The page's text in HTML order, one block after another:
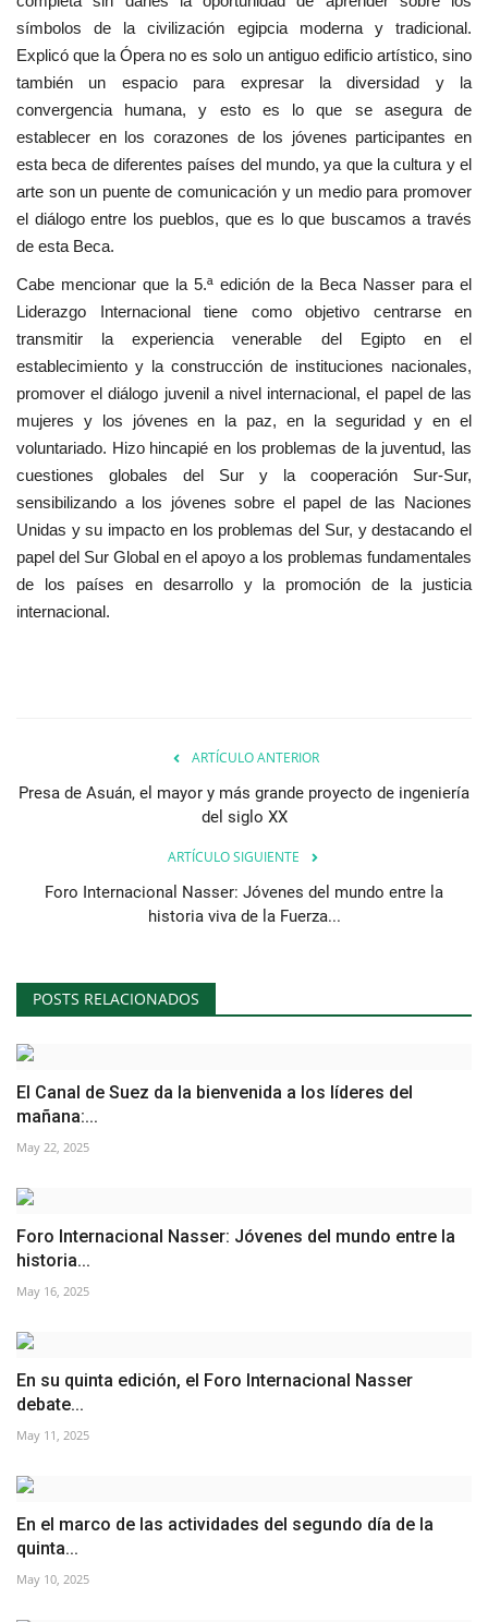
símbolos de la civilización egipcia moderna y tradicional.
Explicó que la Ópera no es solo un antiguo edificio artístico, sino
también un espacio para expresar la diversidad y la
convergencia humana, y esto es lo que se asegura de
establecer en los corazones de los jóvenes participantes en
esta beca de diferentes países del mundo, ya que la cultura y el
arte son un puente de comunicación y un medio para promover
el diálogo entre los pueblos, que es lo que buscamos a través
de esta Beca.
Cabe mencionar que la 5.ª edición de la Beca Nasser para el
Liderazgo Internacional tiene como objetivo centrarse en
transmitir la experiencia venerable del Egipto en el
establecimiento y la construcción de instituciones nacionales,
promover el diálogo juvenil a nivel internacional, el papel de las
mujeres y los jóvenes en la paz, en la seguridad y en el
voluntariado. Hizo hincapié en los problemas de la juventud, las
cuestiones globales del Sur y la cooperación Sur-Sur,
sensibilizando a los jóvenes sobre el papel de las Naciones
Unidas y su impacto en los problemas del Sur, y destacando el
papel del Sur Global en el apoyo a los problemas fundamentales
de los países en desarrollo y la promoción de la justicia
internacional.
ARTÍCULO ANTERIOR
Presa de Asuán, el mayor y más grande proyecto de ingeniería
del siglo XX
ARTÍCULO SIGUIENTE
Foro Internacional Nasser: Jóvenes del mundo entre la
historia viva de la Fuerza...
POSTS RELACIONADOS
El Canal de Suez da la bienvenida a los líderes del
mañana:...
May 22, 2025
Foro Internacional Nasser: Jóvenes del mundo entre la
historia...
May 16, 2025
En su quinta edición, el Foro Internacional Nasser
debate...
May 11, 2025
En el marco de las actividades del segundo día de la
quinta...
May 10, 2025